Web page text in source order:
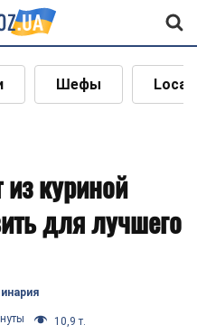
Шефы Local
куриной
для лучшего
10,9 т.